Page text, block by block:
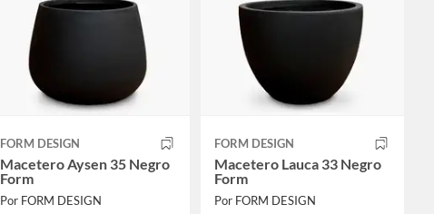
FORM DESIGN
Macetero Aysen 35 Negro
Form
Por FORM DESIGN
FORM DESIGN
Macetero Lauca 33 Negro
Form
Por FORM DESIGN